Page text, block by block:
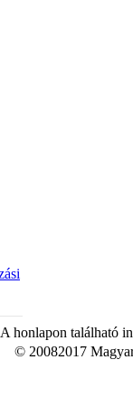
A honlapon található
© 20082017